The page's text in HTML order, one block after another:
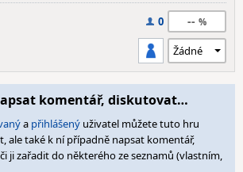
0 --
komentář, diskutovat…
a přihlášený uživatel můžete tuto hru
ale také k ní případně napsat komentář,
ji zařadit do některého ze seznamů (vlastním,